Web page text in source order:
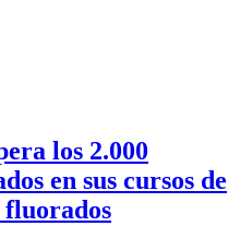
los 2.000
en sus cursos de